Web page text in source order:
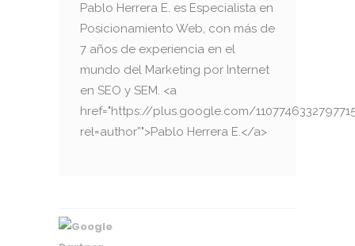
Pablo Herrera E. es Especialista en
Posicionamiento Web, con más de
7 años de experiencia en el
mundo del Marketing por Internet
en SEO y SEM. <a
href="https://plus.google.com/
rel=author”">Pablo Herrera E.</a>